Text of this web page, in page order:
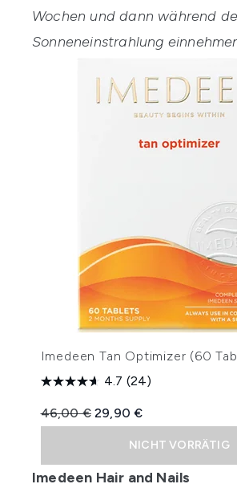
Wochen und dann während
Sonneneinstrahlung
Imedeen Tan Optimizer (60
4.7 (24)
Unverbindliche Preisempfehlung:
46,00 € Aktueller Preis:
29,90 €
NICHT VORRÄTIG
Imedeen Hair and Nails